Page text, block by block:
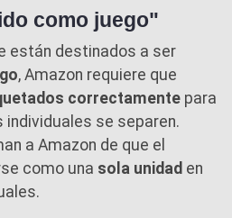
como juego"
están destinados a ser
, Amazon requiere que
correctamente para
se separen.
a Amazon de que el
como una sola unidad en